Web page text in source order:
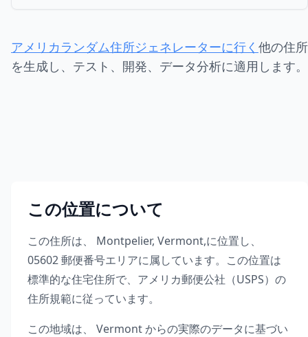
アメリカランダム住所ジェネレーターに行く 他の住所
を生成し、テスト、開発、データ分析に適用します。
この位置について
この住所は、 Montpelier, Vermont,に位置し、
05602郵便番号エリアに属しています。この位置は
標準的な住宅住所で、アメリカ郵便公社（USPS）の
住所規範に従っています。
この地域は、
Vermontからの実際のデータに基づい